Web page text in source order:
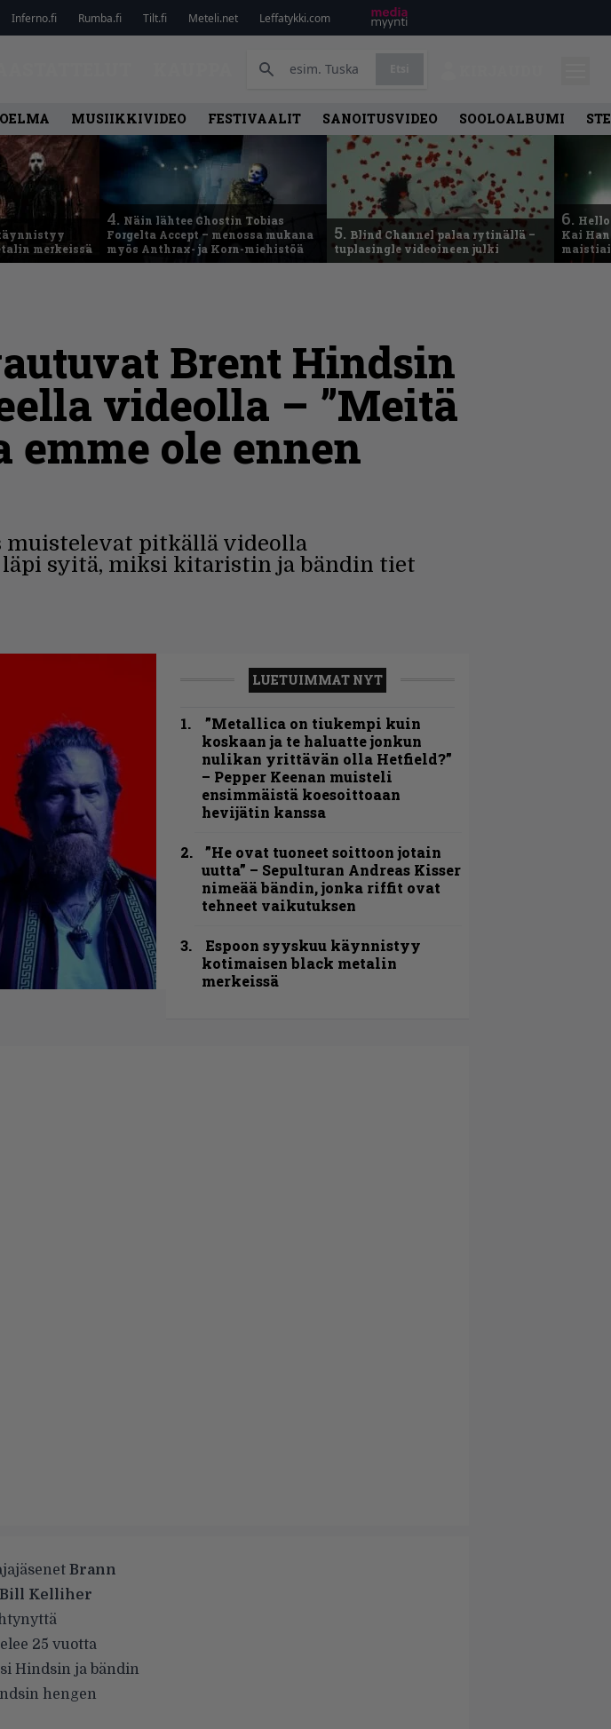
Inferno.fi Rumba.fi Tilt.fi Meteli.net Leffatykki.com
MUSIIKKIVIDEO FESTIVAALIT SANOITUSVIDEO SOOLOALBUMI
merkeissä
4. Näin lähtee Ghostin Tobias
Forgelta Accept – menossa mukana
myös Anthrax- ja Korn-miehistöä
5. Blind Channel palaa rytinällä –
tuplasingle videoineen julki
6.
Kai
Brent Hindsin
videolla – ”Meitä
ole ennen
muistelevat pitkällä videolla
läpi syitä, miksi kitaristin ja bändin tiet
LUETUIMMAT NYT
”Metallica on tiukempi kuin
koskaan ja te haluatte jonkun
nulikan yrittävän olla Hetfield?”
– Pepper Keenan muisteli
ensimmäistä koesoittoaan
hevijätin kanssa
”He ovat tuoneet soittoon jotain
uutta” – Sepulturan Andreas Kisser
nimeää bändin, jonka riffit ovat
tehneet vaikutuksen
Espoon syyskuu käynnistyy
kotimaisen black metalin
merkeissä
Brann
Bill Kelliher
25 vuotta
Hindsin ja bändin
hengen